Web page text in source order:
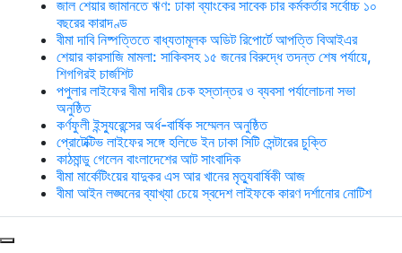
জাল শেয়ার জামানতে ঋণ: ঢাকা ব্যাংকের সাবেক চার কর্মকর্তার সর্বোচ্চ ১০
বছরের কারাদণ্ড
বীমা দাবি নিষ্পত্তিতে বাধ্যতামূলক অডিট রিপোর্টে আপত্তি বিআইএর
শেয়ার কারসাজি মামলা: সাকিবসহ ১৫ জনের বিরুদ্ধে তদন্ত শেষ পর্যায়ে,
শিগগিরই চার্জশিট
পপুলার লাইফের বীমা দাবীর চেক হস্তান্তর ও ব্যবসা পর্যালোচনা সভা
অনুষ্ঠিত
কর্ণফুলী ইন্স্যুরেন্সের অর্ধ-বার্ষিক সম্মেলন অনুষ্ঠিত
প্রোটেক্টিভ লাইফের সঙ্গে হলিডে ইন ঢাকা সিটি সেন্টারের চুক্তি
কাঠমান্ডু গেলেন বাংলাদেশের আট সাংবাদিক
বীমা মার্কেটিংয়ের যাদুকর এস আর খানের মৃত্যুবার্ষিকী আজ
বীমা আইন লঙ্ঘনের ব্যাখ্যা চেয়ে স্বদেশ লাইফকে কারণ দর্শানোর নোটিশ